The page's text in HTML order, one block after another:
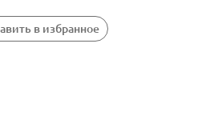
в избранное